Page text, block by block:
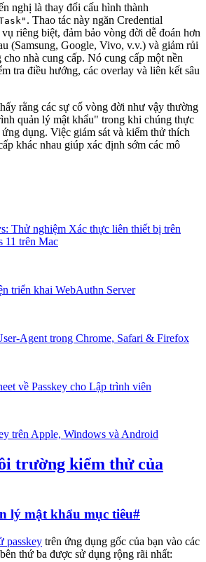
nghị là thay đổi cấu hình thành
. Thao tác này ngăn Credential
riêng biệt, đảm bảo vòng đời dễ đoán hơn
(Samsung, Google, Vivo, v.v.) và giảm rủi
nhà cung cấp. Nó cung cấp một nền
tra điều hướng, các overlay và liên kết sâu
rằng các sự cố vòng đời như vậy thường
quản lý mật khẩu" trong khi chúng thực
dụng. Việc giám sát và kiểm thử thích
khác nhau giúp xác định sớm các mô
Thử nghiệm Xác thực liên thiết bị trên
11 trên Mac
triển khai WebAuthn Server
Agent trong Chrome, Safari & Firefox
về Passkey cho Lập trình viên
trên Apple, Windows và Android
trường kiểm thử của
lý mật khẩu mục tiêu#
passkey trên ứng dụng gốc của bạn vào các
thứ ba được sử dụng rộng rãi nhất: